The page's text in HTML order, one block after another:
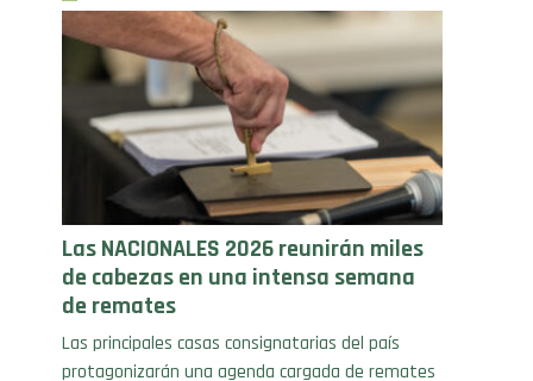
Las NACIONALES 2026 reunirán miles
de cabezas en una intensa semana
de remates
Las principales casas consignatarias del país
protagonizarán una agenda cargada de remates
televisados, streaming y ventas de